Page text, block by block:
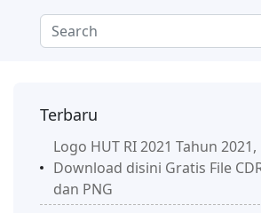
Terbaru
Logo HUT RI 2021 Tahun 2021,
Download disini Gratis File
dan PNG